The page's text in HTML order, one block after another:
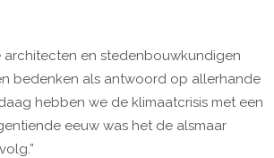
en stedenbouwkundigen
bedenken als antwoord op allerhande
hebben we de klimaatcrisis met een
eeuw was het de alsmaar